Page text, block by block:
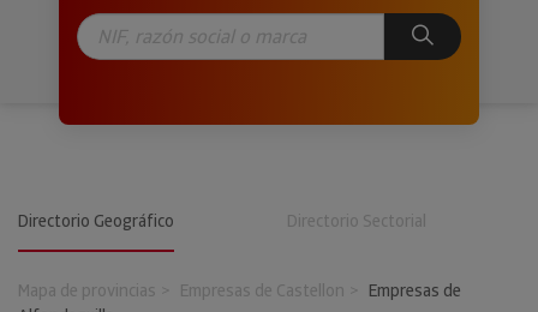
Directorio Geográfico Directorio Sectorial
Mapa de provincias Empresas de Castellon
Empresas de